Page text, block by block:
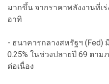
มากขึ้น จากราคาพลังงานที่เ
อาทิ
- ธนาคารกลางสหรัฐฯ (Fed)
0.25% ในช่วงปลายปี 69 ตา
ต่อเนื่อง